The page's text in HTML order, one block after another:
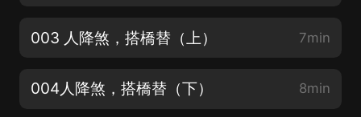
003 人降煞，搭橋替（上） 7min
004人降煞，搭橋替（下） 8min